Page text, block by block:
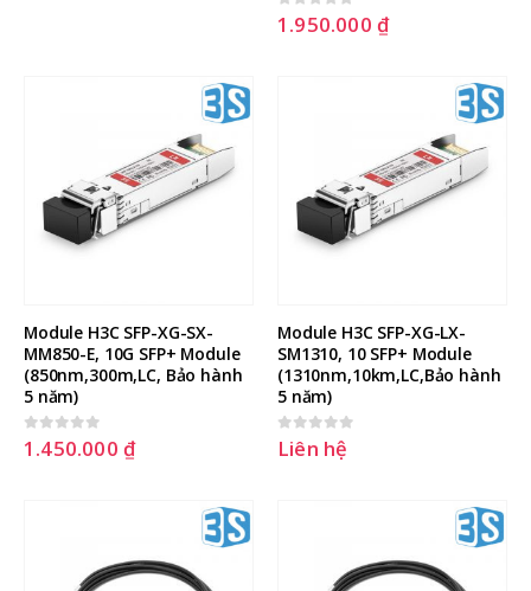
0 out of 5
1.950.000 ₫
Module H3C SFP-XG-SX-
MM850-E, 10G SFP+ Module
(850nm,300m,LC, Bảo hành
5 năm)
0 out of 5
1.450.000 ₫
Module H3C SFP-XG-LX-
SM1310, 10 SFP+ Module
(1310nm,10km,LC,Bảo hành
5 năm)
0 out of 5
Liên hệ
trên máy chủ DELL không cần tắt
máy chủ
23 Tháng Sáu, 2025
Hướng dẫn cài đặt Windows
server 2022 trên máy chủ Dell
23 Tháng Tư, 2025
Forwarding, NAT Port trên
Fortigate with Virtual IPs
27 Tháng Hai, 2026
Hướng dẫn cài đặt esxi lên
dell
11 Tháng Mười Một, 2025
Cách tạo USB Boot, USB cài